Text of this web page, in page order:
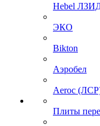
Hebel
ЭКО
Bikton
Аэробел
Aeroc
Плиты